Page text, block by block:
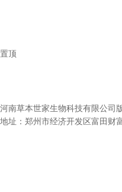
置顶
河南草本世家生物科技有限公司
地址：郑州市经济开发区富田财